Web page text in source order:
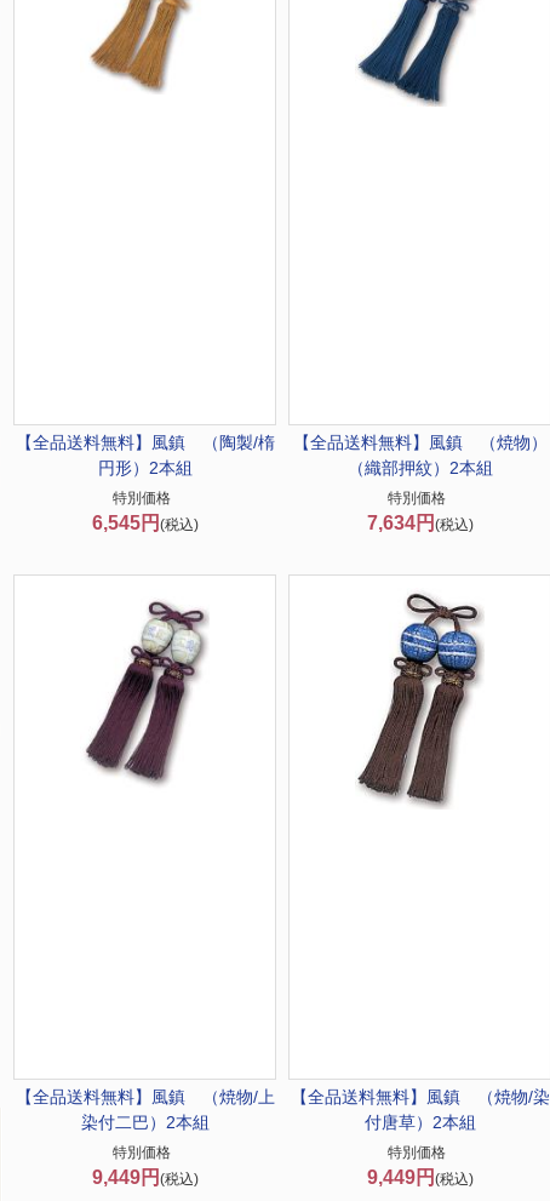
【全品送料無料】
風鎮 （陶製/楕
円形）2本組
特別価格
6,545円 (税込)
【全品送料無料】
風鎮 （焼物）
（織部押紋）2本組
特別価格
7,634円 (税込)
【全品送料無料】
風鎮 （焼物/上
染付二巴）2本組
特別価格
9,449円 (税込)
【全品送料無料】
風鎮 （焼物/染
付唐草）2本組
特別価格
9,449円 (税込)